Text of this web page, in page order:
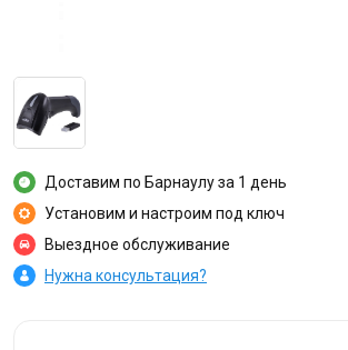
Доставим по Барнаулу за 1 день
Установим и настроим под ключ
Выездное обслуживание
Нужна консультация?